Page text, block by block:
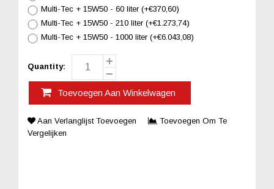
Multi-Tec + 15W50 - 60 liter (+€370,60)
Multi-Tec + 15W50 - 210 liter (+€1.273,74)
Multi-Tec + 15W50 - 1000 liter (+€6.043,08)
Quantity:
Toevoegen Aan Winkelwagen
Aan Verlanglijst Toevoegen
Toevoegen Om Te
Vergelijken